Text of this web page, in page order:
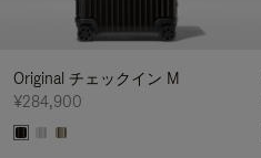
Original チェックイン M
¥284,900